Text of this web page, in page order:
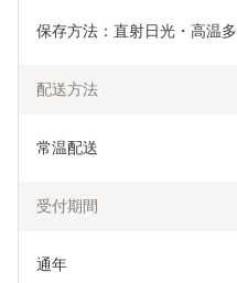
保存方法：直射日光・高温
配送方法
常温配送
受付期間
通年